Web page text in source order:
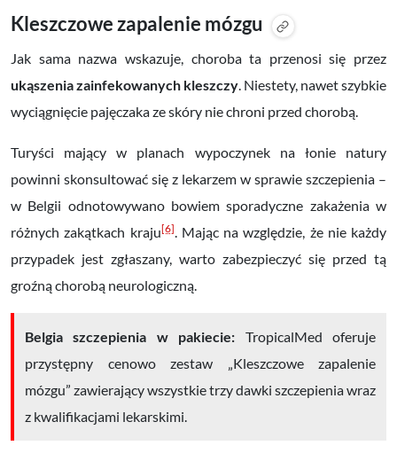
Kleszczowe zapalenie mózgu
Jak sama nazwa wskazuje, choroba ta przenosi się przez
ukąszenia zainfekowanych kleszczy. Niestety, nawet szybkie
wyciągnięcie pajęczaka ze skóry nie chroni przed chorobą.
Turyści mający w planach wypoczynek na łonie natury
powinni skonsultować się z lekarzem w sprawie szczepienia –
w Belgii odnotowywano bowiem sporadyczne zakażenia w
różnych zakątkach kraju[6]. Mając na względzie, że nie każdy
przypadek jest zgłaszany, warto zabezpieczyć się przed tą
groźną chorobą neurologiczną.
Belgia szczepienia w pakiecie: TropicalMed oferuje
przystępny cenowo zestaw „Kleszczowe zapalenie
mózgu” zawierający wszystkie trzy dawki szczepienia wraz
z kwalifikacjami lekarskimi.